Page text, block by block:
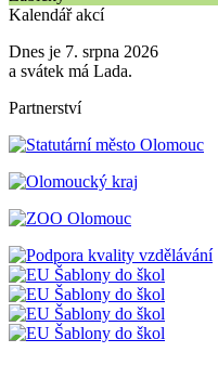
Kalendář akcí
Dnes je 7. srpna 2026
a svátek má Lada.
Partnerství